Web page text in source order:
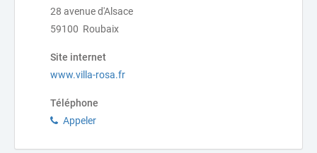
28 avenue d'Alsace
59100 Roubaix
Site internet
www.villa-rosa.fr
Téléphone
Appeler